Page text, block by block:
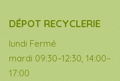
DÉPOT RECYCLERIE
lundi Fermé
mardi 09:30–12:30, 14:00–
17:00